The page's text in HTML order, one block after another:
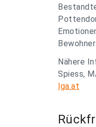
Nähere
Spiess,
lga.at